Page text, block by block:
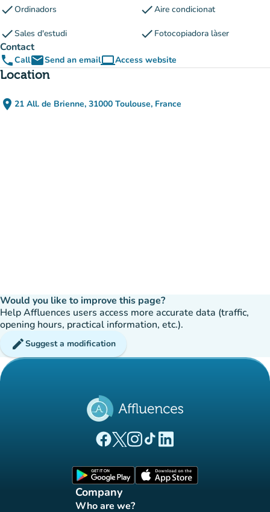
checkOrdinadors checkAire condicionat
checkSales d'estudi check Fotocopiadora làser
Contact
phoneCallemailSend an emailcomputerAccess website
(new tab)
Location
place 21 All. de Brienne, 31000 Toulouse, France
(open in Google Maps)
(new tab)
Would you like to improve this page?
Help Affluences users access more accurate data (traffic,
opening hours, practical information, etc.).
editSuggest a modification
(new tab)
(new tab)
(new tab)(new tab)
(new tab)
Company
Who are we?